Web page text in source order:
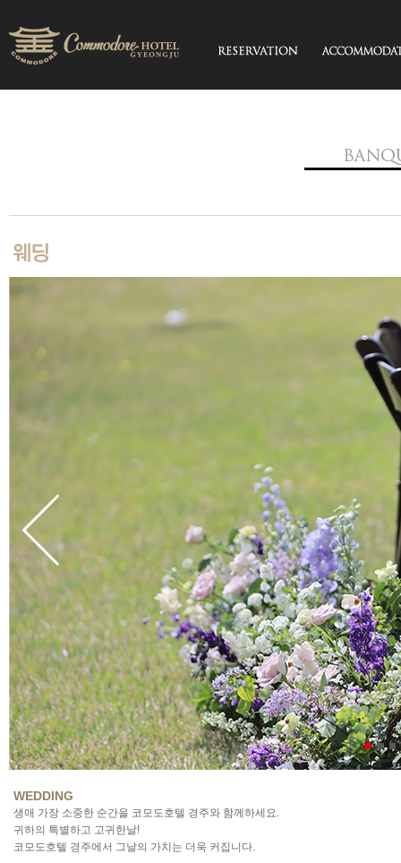
1 2 3
WEDDING
생애 가장 소중한 순간을 코모도호텔 경주와 함께하세요.
귀하의 특별하고 고귀한날!
코모도호텔 경주에서 그날의 가치는 더욱 커집니다.